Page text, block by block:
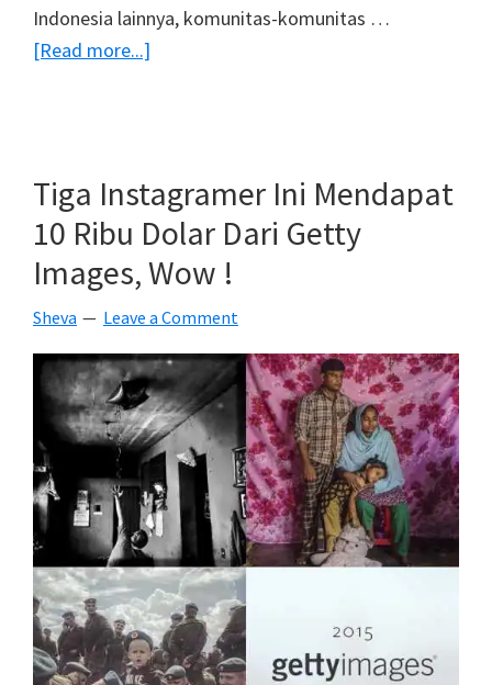
Indonesia lainnya, komunitas-komunitas …
[Read more...]
Yang
Layak
Kamu
Instagram
Tiga Instagramer Ini Mendapat
10 Ribu Dolar Dari Getty
Images, Wow !
Sheva Leave a Comment